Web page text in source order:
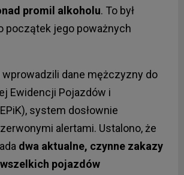
promil alkoholu. To był
początek jego poważnych
wprowadzili dane mężczyzny do
Ewidencji Pojazdów i
system dosłownie
alertami. Ustalono, że
dwa aktualne, czynne zakazy
pojazdów